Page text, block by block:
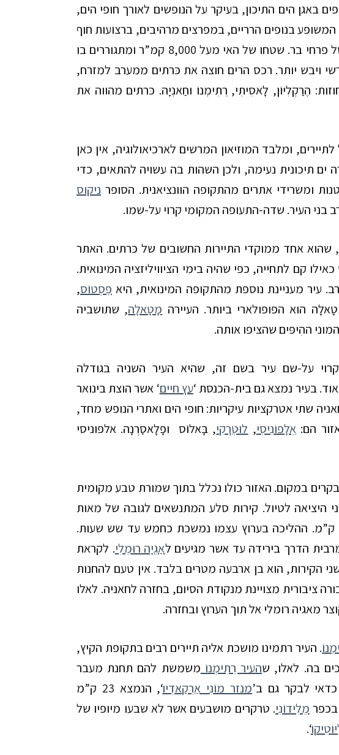
באגן הים התיכון, בעיקר על הנופשים לאורך חופי הים,
המשופע בנופים הרריים, במפרצים מרהיבים, ברצועות חוף
יפהפיות, באתרים ארכיאולוגיים, ובאביב, גם במרבצים של פרחי בר. שטחו של האי מעל 8,000 קמ”ר ומתגוררים בו
ויבש יותר. רכס הרים חוצה את כּרתים ממערב למזרח,
הֶרַקְלִיּוֹן, לָאסִיתִי, רֵתִימְנוֹ וחַאנְיָה. כּרתים מהווה את
ומלבד המוזיאון המרשים לארכיאולוגיה, אין כאן
ים תיכונית נעימה, ולכן השהות בה עשויה להתאים, כדי
ומשרידי אתרים מהתקופה הוונציאנית. הסופר ניקוס
בני העיר. שדה-התעופה המקומי קרוי על-שמו.
, שהוא אחד ממוקדי התיירות החשובים של כּרתים. האתר
קם לתחייה, כפי שהיה בימי הציוויליזציה המינואית.
עיר מעניינת נוספת מהתקופה המינואית, היא פֶסְטוֹס,
הוא הפופולארי ביותר. העיירה מָטָאלָה, שתושביה
ההִיפּים שהציפו אותה.
על-שם עיר בשם זה, שהיא העיר השניה בגודלה
בעיר נמצא גם בית-הכנסת ‘עץ חיים‘ אשר הוצת בינואר
שתי אטרקציות עיקריות: חופי הים ואתרי הנופש מחד,
הם:אֵלָפוֹנִיסִי, לוּטְרָקִי, בָּאלוֹס ופָלָאסַרְנָה. אלפוניסי
במקום. האזור כולו נכלל בתוך שמורת טבע מקומית
היציאה לטיול. קירות סלע המתנשאים לגובה של מאות
ק”מ. ההליכה בערוץ עצמו נמשכת כחמש עד שש שעות.
הדרך בירידה עד אשר מגיעים לאַגְיָה רוּמֵלִי. לקראת
הקירות, הוא בן ארבעה מטרים בלבד. אין טעם להחנות
ציבורית מצויינת מנקודת הסיום, בחזרה לחאניה. לאלו
מאגיה רומלי אל תוך הערוץ ובחזרה.
. העיר רתמינו מושכת אליה תיירים רבים בתקופת הקיץ,
בה. לאלו, שהעיר רֵתִימְנוֹ משמשת להם תחנת מעבר
לבקר גם ב’מנזר מוֹנִי אַרְקַאדְיו
‘, הנמצא 23 ק”מ
מֵלִידוֹנִי. טרקרים מושבעים אשר לא שבעו מיופיו של
‘
.